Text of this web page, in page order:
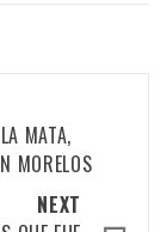
MATA,
MORELOS
NEXT